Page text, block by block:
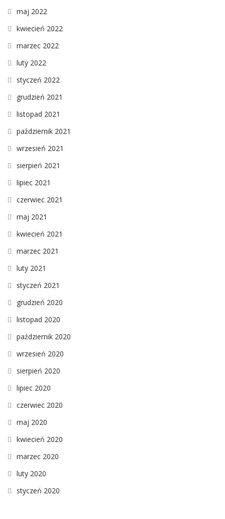
maj 2022
kwiecień 2022
marzec 2022
luty 2022
styczeń 2022
grudzień 2021
listopad 2021
październik 2021
wrzesień 2021
sierpień 2021
lipiec 2021
czerwiec 2021
maj 2021
kwiecień 2021
marzec 2021
luty 2021
styczeń 2021
grudzień 2020
listopad 2020
październik 2020
wrzesień 2020
sierpień 2020
lipiec 2020
czerwiec 2020
maj 2020
kwiecień 2020
marzec 2020
luty 2020
styczeń 2020